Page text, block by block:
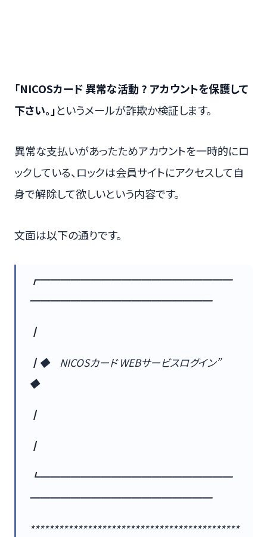
「NICOSカード 異常な活動 ? アカウントを保護して
下さい。」というメールが詐欺か検証します。
異常な支払いがあったためアカウントを一時的にロ
ックしている、ロックは会員サイトにアクセスして自
身で解除して欲しいという内容です。
文面は以下の通りです。
┏━━━━━━━━━━━━━━━━━━━
━━━━━━━━━━━━━━━━━━
┃
┃◆ NICOSカード WEBサービスログイン”
◆
┃
┃
┗━━━━━━━━━━━━━━━━━━━
━━━━━━━━━━━━━━━━━━
********************************************